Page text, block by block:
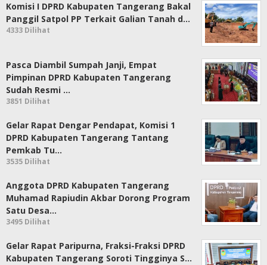
Komisi I DPRD Kabupaten Tangerang Bakal
Panggil Satpol PP Terkait Galian Tanah d…
4333 Dilihat
Pasca Diambil Sumpah Janji, Empat
Pimpinan DPRD Kabupaten Tangerang
Sudah Resmi …
3851 Dilihat
Gelar Rapat Dengar Pendapat, Komisi 1
DPRD Kabupaten Tangerang Tantang
Pemkab Tu…
3535 Dilihat
Anggota DPRD Kabupaten Tangerang
Muhamad Rapiudin Akbar Dorong Program
Satu Desa…
3495 Dilihat
Gelar Rapat Paripurna, Fraksi-Fraksi DPRD
Kabupaten Tangerang Soroti Tingginya S…